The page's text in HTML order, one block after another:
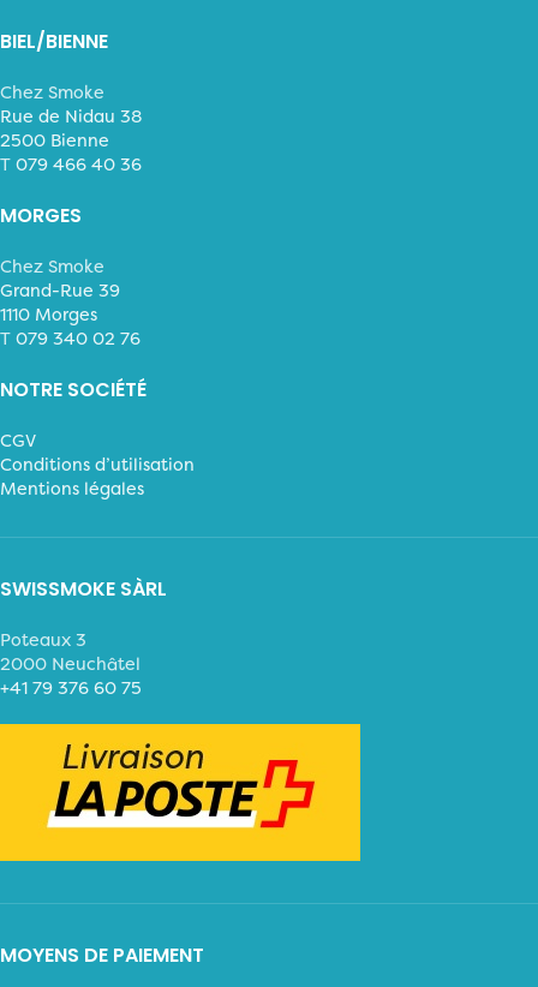
BIEL/BIENNE
Chez Smoke
Rue de Nidau 38
2500 Bienne
T 079 466 40 36
MORGES
Chez Smoke
Grand-Rue 39
1110 Morges
T 079 340 02 76
NOTRE SOCIÉTÉ
CGV
Conditions d’utilisation
Mentions légales
SWISSMOKE SÀRL
Poteaux 3
2000 Neuchâtel
+41 79 376 60 75
MOYENS DE PAIEMENT